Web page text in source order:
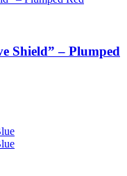
Shield” – Plumped